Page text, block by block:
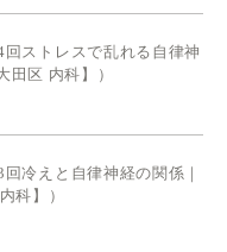
ストレスで乱れる自律神
区 内科】）
冷えと自律神経の関係｜
科】）